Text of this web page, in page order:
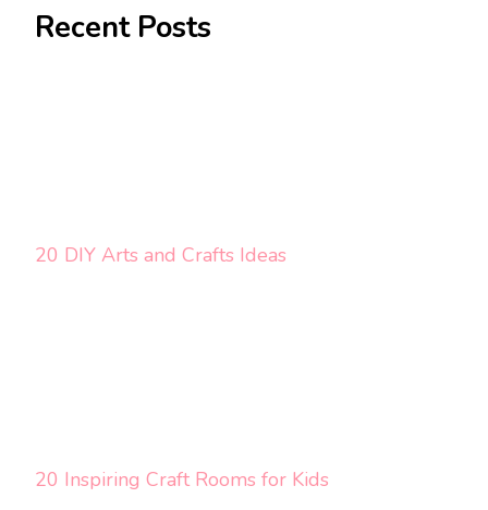
Recent Posts
20 DIY Arts and Crafts Ideas
20 Inspiring Craft Rooms for Kids